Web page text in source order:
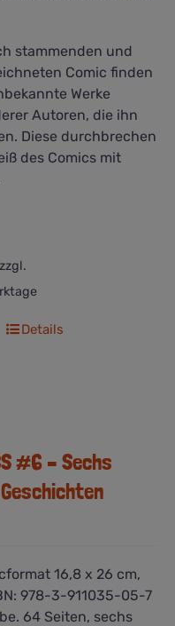
stammenden und
Comic finden
Werke
Autoren, die ihn
Diese durchbrechen
des Comics mit
zzgl.
Details
#6 – Sechs
16,8 x 26 cm,
978-3-911035-05-7
64 Seiten, sechs